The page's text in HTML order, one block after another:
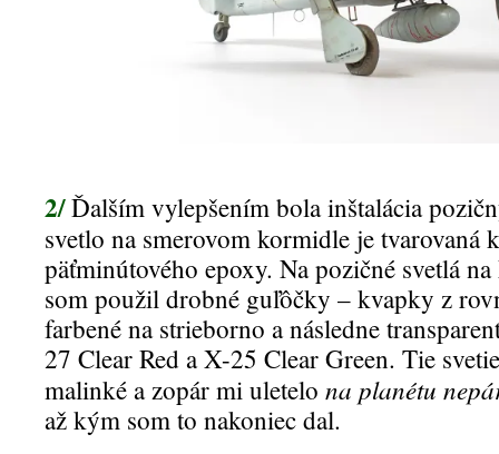
2/Ďalším vylepšením bola inštalácia
svetlo na smerovom kormidle je tvarovaná
päťminútového epoxy. Na pozičné svetlá
som použil drobné guľôčky – kvapky z
farbené na strieborno a následne
27 Clear Red a X-25 Clear Green. Tie
malinké a zopár mi uletelo na planétu
až kým som to nakoniec dal.